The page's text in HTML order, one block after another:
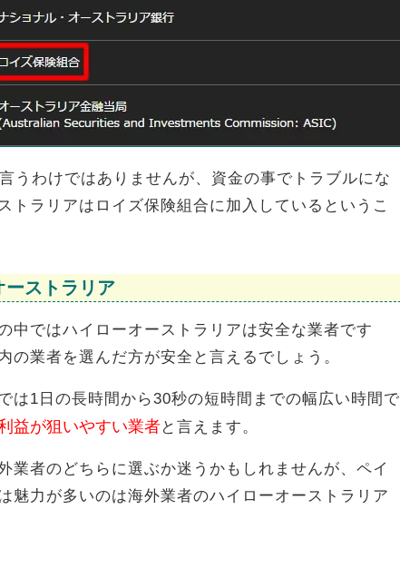
うわけではありませんが、資金の事でトラブルにな
トラリアはロイズ保険組合に加入しているというこ
ーストラリア
中ではハイローオーストラリアは安全な業者です
の業者を選んだ方が安全と言えるでしょう。
は1日の長時間から30秒の短時間までの幅広い時間で
益が狙いやすい業者と言えます。
業者のどちらに選ぶか迷うかもしれませんが、ペイ
魅力が多いのは海外業者のハイローオーストラリア